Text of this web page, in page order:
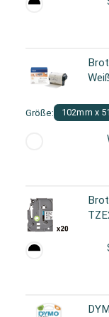
Größe: 102mm x